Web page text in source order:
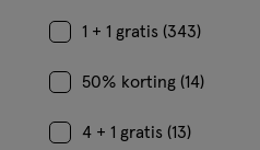
1 + 1 gratis (343)
50% korting (14)
4 + 1 gratis (13)